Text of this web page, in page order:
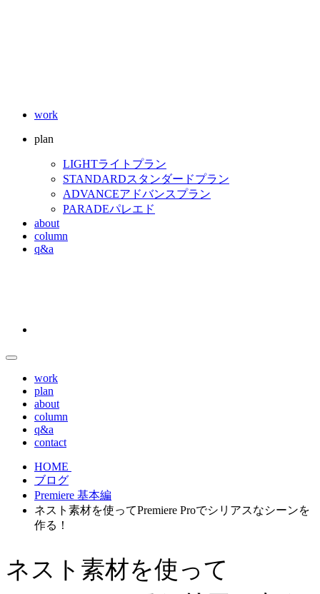
work
plan
LIGHTライトプラン
STANDARDスタンダードプラン
ADVANCEアドバンスプラン
PARADEパレエド
about
column
q&a
work
plan
about
column
q&a
contact
HOME
ブログ
Premiere 基本編
ネスト素材を使ってPremiere Proでシリアスなシーンを
作る！
ネスト素材を使って